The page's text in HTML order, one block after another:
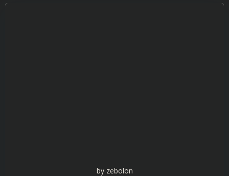
by zebolon